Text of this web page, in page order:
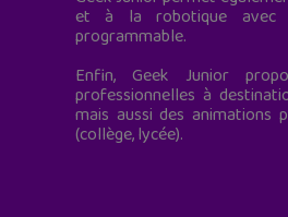
et à la robotique avec
programmable.
Enfin, Geek Junior
professionnelles à
mais aussi des animations
(collège, lycée).